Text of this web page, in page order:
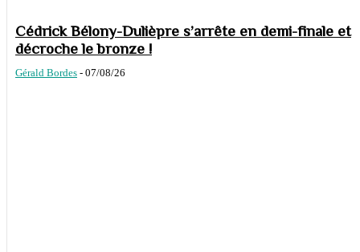
Cédrick Bélony-Dulièpre s’arrête en demi-finale et
décroche le bronze !
Gérald Bordes - 07/08/26